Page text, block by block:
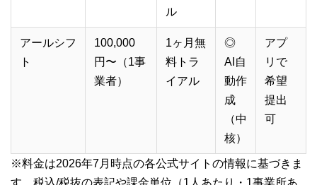
ル
アールシフ
ト
100,000
円〜（1事
業者）
1ヶ月無
料トラ
イアル
◎
AI自
動作
成
（中
核）
アプ
リで
希望
提出
可
※料金は2026年7月時点の各公式サイトの情報に基づきま